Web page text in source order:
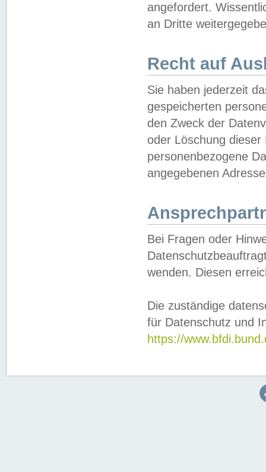
angefordert.
an Dritte
Recht auf
Sie haben jederzeit
gespeicherten
den Zweck der
oder Löschung
personenbezogene
angegebenen
Bei Fragen oder
wenden. Diesen
Die zuständige
für Datenschutz und
https://